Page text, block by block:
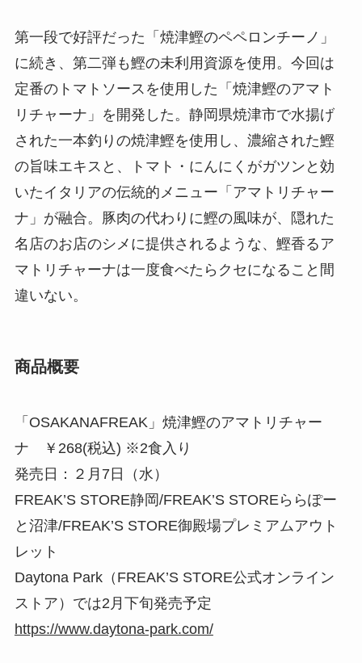
第一段で好評だった「焼津鰹のペペロンチーノ」
に続き、第二弾も鰹の未利用資源を使用。今回は
定番のトマトソースを使用した「焼津鰹のアマト
リチャーナ」を開発した。静岡県焼津市で水揚げ
された一本釣りの焼津鰹を使用し、濃縮された鰹
の旨味エキスと、トマト・にんにくがガツンと効
いたイタリアの伝統的メニュー「アマトリチャー
ナ」が融合。豚肉の代わりに鰹の風味が、隠れた
名店のお店のシメに提供されるような、鰹香るア
マトリチャーナは一度食べたらクセになること間
違いない。
商品概要
「OSAKANAFREAK」焼津鰹のアマトリチャー
ナ ￥268(税込) ※2食入り
発売日：２月7日（水）
FREAK’S STORE静岡/FREAK’S STOREららぽー
と沼津/FREAK’S STORE御殿場プレミアムアウト
レット
Daytona Park（FREAK’S STORE公式オンライン
ストア）では2月下旬発売予定
https://www.daytona-park.com/